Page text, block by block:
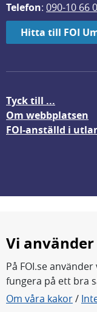
Telefon: 090-10 66
Hitta till FOI
Tyck till ...
Om webbplatsen
FOI-anställd i
FOI forskar för en
FOI:s
Vi
På FOI.se
fungera på ett bra
Om våra kakor/